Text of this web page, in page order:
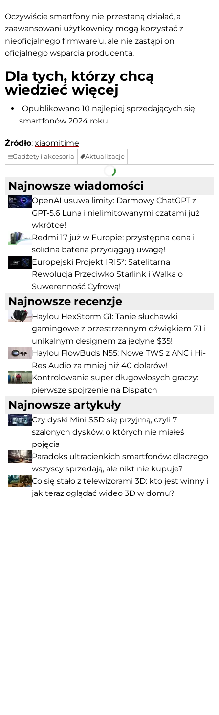
Oczywiście smartfony nie przestaną działać, a
zaawansowani użytkownicy mogą korzystać z
nieoficjalnego firmware'u, ale nie zastąpi on
oficjalnego wsparcia producenta.
Dla tych, którzy chcą
wiedzieć więcej
Opublikowano 10 najlepiej sprzedających się
smartfonów 2024 roku
Źródło: xiaomitime
Gadżety i akcesoria Aktualizacje
Facebook Telegram
Najnowsze wiadomości
OpenAI usuwa limity: Darmowy ChatGPT z
GPT-5.6 Luna i nielimitowanymi czatami już
wkrótce!
Redmi 17 już w Europie: przystępna cena i
solidna bateria przyciągają uwagę!
Europejski Projekt IRIS²: Satelitarna
Rewolucja Przeciwko Starlink i Walka o
Suwerenność Cyfrową!
Najnowsze recenzje
Haylou HexStorm G1: Tanie słuchawki
gamingowe z przestrzennym dźwiękiem 7.1 i
unikalnym designem za jedyne $35!
Haylou FlowBuds N55: Nowe TWS z ANC i Hi-
Res Audio za mniej niż 40 dolarów!
Kontrolowanie super długowłosych graczy:
pierwsze spojrzenie na Dispatch
Najnowsze artykuły
Czy dyski Mini SSD się przyjmą, czyli 7
szalonych dysków, o których nie miałeś
pojęcia
Paradoks ultracienkich smartfonów: dlaczego
wszyscy sprzedają, ale nikt nie kupuje?
Co się stało z telewizorami 3D: kto jest winny i
jak teraz oglądać wideo 3D w domu?